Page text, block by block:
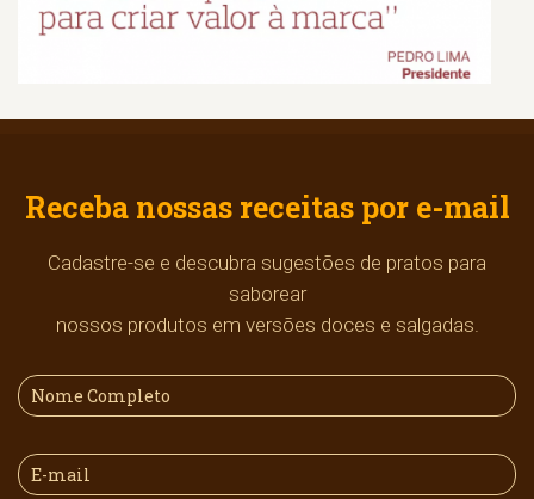
Receba nossas receitas por e-mail
Cadastre-se e descubra sugestões de pratos para
saborear
nossos produtos em versões doces e salgadas.